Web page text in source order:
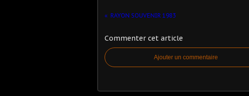
RAYON SOUVENIR 1983
Commenter cet article
Ajouter un commentaire